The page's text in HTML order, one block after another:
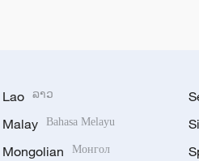
Lao ລາວ
Malay Bahasa Melayu
Mongolian Монгол